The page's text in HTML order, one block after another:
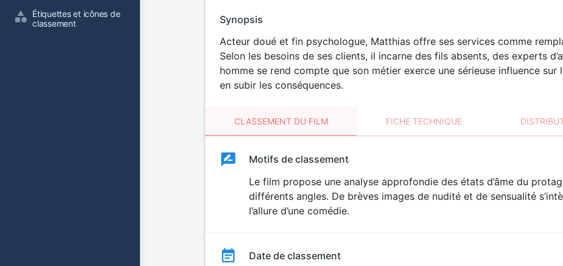
Étiquettes et icônes de
classement
Synopsis
Acteur doué et fin psychologue, Matthias offre ses services comme
Selon les besoins de ses clients, il incarne des fils absents, des experts
homme se rend compte que son métier exerce une sérieuse influence
en subir les conséquences.
CLASSEMENT DU FILM FICHE TECHNIQUE
ClassementClassement
DÉCONSEILLÉ
AUX JEUNES
ENFANTS
Motifs de classement
Le film propose une analyse approfondie des états d’âme du
différents angles. De brèves images de nudité et de sensualité
l’allure d’une comédie.
Date de classement